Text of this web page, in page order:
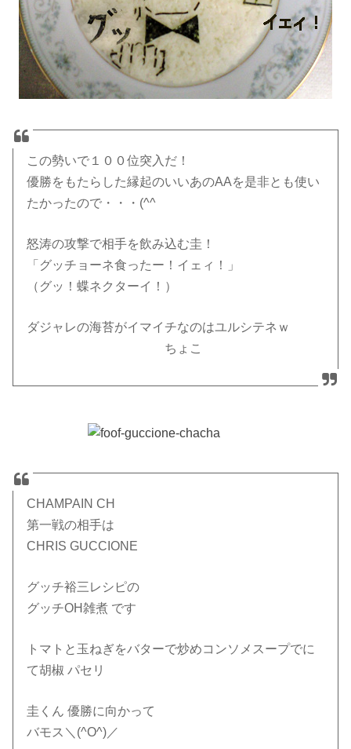
この勢いで１００位突入だ！
優勝をもたらした縁起のいいあのAAを是非とも使い
たかったので・・・(^^ゞ
怒涛の攻撃で相手を飲み込む圭！
「グッチョーネ食ったー！イェィ！」
（グッ！蝶ネクターイ！）
ダジャレの海苔がイマイチなのはユルシテネｗ
ちょこ
CHAMPAIN CH
第一戦の相手は
CHRIS GUCCIONE
グッチ裕三レシピの
グッチOH雑煮 です
トマトと玉ねぎをバターで炒めコンソメスープでに
て胡椒 パセリ
圭くん 優勝に向かって
バモス＼(^O^)／